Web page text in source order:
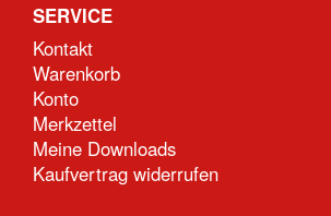
SERVICE
Kontakt
Warenkorb
Konto
Merkzettel
Meine Downloads
Kaufvertrag widerrufen